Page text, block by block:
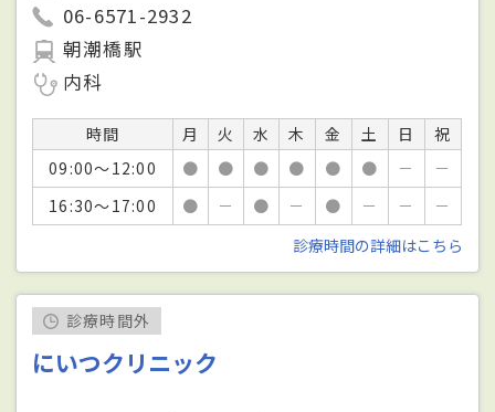
06-6571-2932
朝潮橋駅
内科
時間 月 火 水 木 金 土 日
祝
09:00～12:00
● ● ● ● ● ● －
－
16:30～17:00
● － ● － ● － －
－
診療時間の詳細はこちら
診療時間外
にいつクリニック